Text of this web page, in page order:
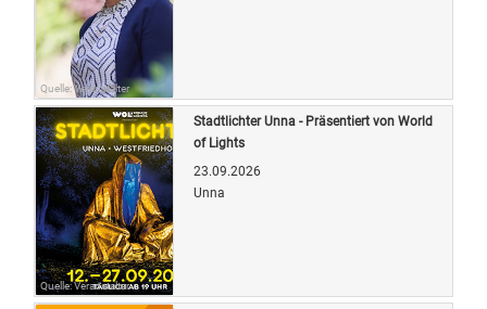
Quelle: Veranstalter
Quelle: Veranstalter
Stadtlichter Unna - Präsentiert von World
of Lights
23.09.2026
Unna